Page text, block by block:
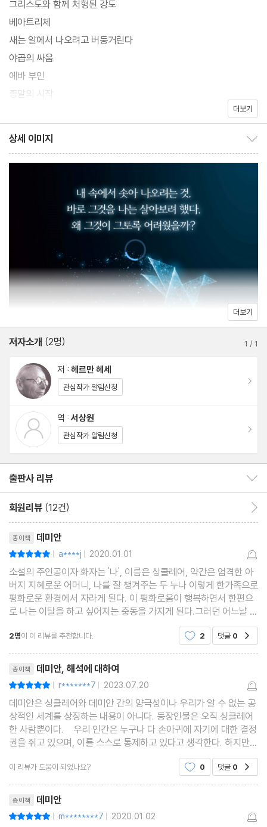
이 읽는 책으로 뽑히는 『데미안』은 현실에 대결하는 영혼의 발전을
담은 헤르만 헤세의 걸작으로 독일 문학의 거장이자 노벨문학상 수
상작가의 자전적 소설이다. 1차 세계대전 직후인 1919년 에밀 싱클
레어라는 가명으로 발표했던 작품으로, 열 살 소년이 스무 살 청년이
되기까지 고독하고 힘든 성장의 과정을 그리고 있다. 불안과 좌절에
사로잡힌 청춘의 내면을 다룬 이 작품은 지금까지 수많은 청년세대
의 마음에 깊은 울림을 전하고 있다.
그리스도와 함께 처형된 강도
베아트리체
새는 알에서 나오려고 버둥거린다
야곱의 싸움
에바 부인
종말의 시작
더보기
상세 이미지
더보기
저자소개 (2명) 1 /1
저 : 헤르만 헤세
관심작가 알림신청
역 : 서상원
관심작가 알림신청
출판사 리뷰
회원리뷰 (12건)
종이책 데미안
| a****j | 2020.01.01
소설의 주인공이자 화자는 '나', 이름은 싱클레어, 약간은 엄격한 아
버지 지혜로운 어머니, 나를 잘 챙겨주는 두 누나 이렇게 한가족으로
평화로운 환경에서 자라게 된다. 이 평화로움이 행복하면서 한편으
로 나는 이탈을 하고 싶어지는 충동을 가지게 된다.그러던 어느날 크
로머라는 일반학교에 다니는 소년에게 잘보이고, 뭔가 우쭐해지고
싶어서 자신이 사과를 다른 친구들과 함께 훔
2명이 이 리뷰를 추천합니다. 2 댓글 0
종이책 데미안, 해석에 대하여
| r*******7 | 2023.07.20
데미안은 싱클레어와 데미안 간의 양극성이나 우리가 알 수 없는 공
상적인 세계를 상징하는 내용이 아니다. 등장인물은 오직 싱클레어
한 사람뿐이다. 우리 인간은 누구나 다 손아귀에 자기에 대한 결정
권을 쥐고 있으며, 이를 스스로 통제하고 있다고 생각한다. 하지만
은 나의 육체일 뿐. 나의 정신은 우리도
이 리뷰가 도움이 되었나요? 0 댓글 0
종이책 데미안
| m********7 | 2020.01.02